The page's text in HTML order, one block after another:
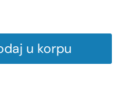
u korpu